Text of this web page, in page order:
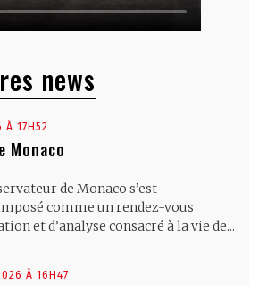
news
À 17H52
Monaco
de Monaco s’est
comme un rendez-vous
et d’analyse consacré à la vie de...
À 16H47